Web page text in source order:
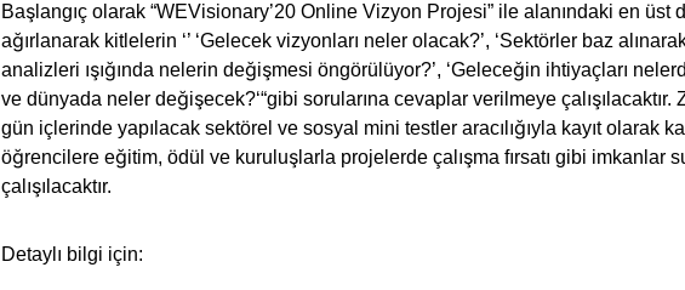
Başlangıç olarak “WEVisionary’20 Online Vizyon Projesi” ile alanındaki en üst
ağırlanarak kitlelerin ‘’ ‘Gelecek vizyonları neler olacak?’, ‘Sektörler baz
analizleri ışığında nelerin değişmesi öngörülüyor?’, ‘Geleceğin ihtiyaçları
ve dünyada neler değişecek?‘“gibi sorularına cevaplar verilmeye çalışılacaktır.
gün içlerinde yapılacak sektörel ve sosyal mini testler aracılığıyla kayıt olarak
öğrencilere eğitim, ödül ve kuruluşlarla projelerde çalışma fırsatı gibi imkanlar
çalışılacaktır.
Detaylı bilgi için: